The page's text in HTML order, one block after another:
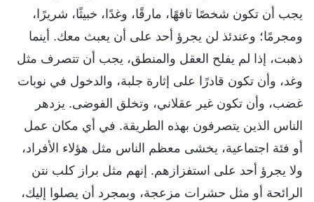
يجب أن تكون شخصًا تافهًا، مارقًا، وغدًا، خبيثًا، شريرًا،
ومجرمًا؛ وعندئذ لن يجرؤ أحد على أن يعبث معك. أينما
ذهبت، إذا لم يفلح العقل والمنطق، يجب أن تتصرف مثل
وغد، وأن تكون قادرًا على إثارة جلبة، والدخول في نوبات
غضب، وأن تكون غير عقلاني، وتخلق الفوضى. يزدهر
الناس الذين يتصرفون بهذه الطريقة. في أي مكان عمل
أو فئة اجتماعية، يخشى معظم الناس مثل هؤلاء الأفراد،
ولا يجرؤ أحد على استفزازهم. إنهم مثل براز كلب نتن
الرائحة أو مثل حشرات مزعجة، وبمجرد أن يصلوا إليك،